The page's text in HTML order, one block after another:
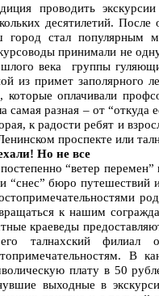
проводить
десятилетий.
город стал популярным
принимали не
века группы
из примет заполярного
которые оплачивали
самая разная – от
к радости ребят и
проспекте или
Но не все
“ветер
“снес” бюро путешествий
к нашим
краеведы
талнахский филиал
В
плату в 50
выходные в